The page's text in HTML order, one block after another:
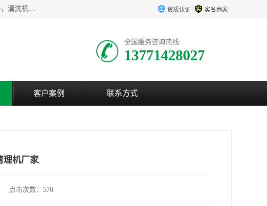
无锡泰源机器制造有限公司经营范围包括起重设备、光整机械、石油机械、化工机械的制造、加工、安装、改造、维修，清洗机、环保设备的制造、加工，磨料、磨液及辅料的销售等；主要产品有：各种抛丸机、光饰机、研磨机、抛光机、砂带机等，多型号、全天候服务保障，有需求者请咨询热线电话或在线客服。 资质认证 实名商家
全国服务咨询热线:
13771428027
客户案例 联系方式
理机厂家
点击次数：570